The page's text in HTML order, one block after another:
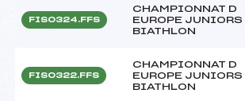
FIS0324.FFS
CHAMPIONNAT D
EUROPE JUNIORS
BIATHLON
FIS0322.FFS
CHAMPIONNAT D
EUROPE JUNIORS
BIATHLON